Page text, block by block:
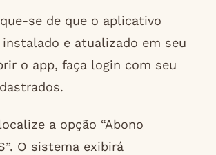
se de que o aplicativo
instalado e atualizado em seu
o app, faça login com seu
a opção “Abono
O sistema exibirá